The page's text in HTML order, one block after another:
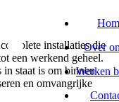
Over
Werken
installaties die
een werkend geheel.
staat is om binnen
en omvangrijke